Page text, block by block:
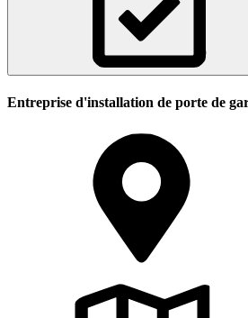
Entreprise d'installation de porte de